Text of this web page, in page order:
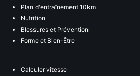
Plan d'entraînement 10km
Nutrition
Blessures et Prévention
Forme et Bien-Être
Calculer vitesse